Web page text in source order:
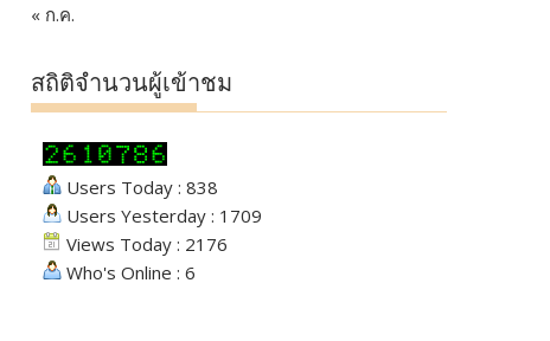
« ก.ค.
สถิติจำนวนผู้เข้าชม
Users Today : 838
Users Yesterday : 1709
Views Today : 2176
Who's Online : 6